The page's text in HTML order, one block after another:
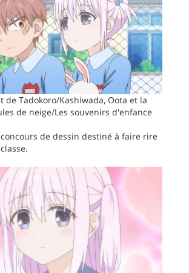
de Tadokoro/Kashiwada, Oota et la
de neige/Les souvenirs d'enfance
de dessin destiné à faire rire